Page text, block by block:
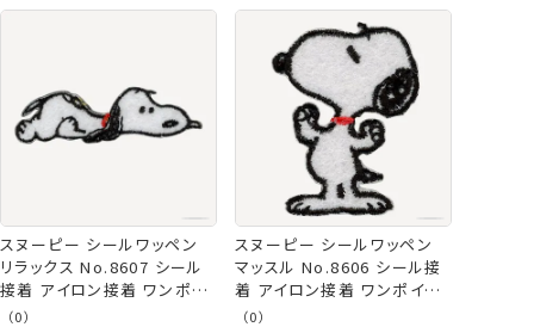
スヌーピー シールワッペン
リラックス No.8607 シール
接着 アイロン接着 ワンポイ
ント ネコポス可 ミササ 手芸
（0）
スヌーピー シールワッペン
マッスル No.8606 シール接
着 アイロン接着 ワンポイン
ト ネコポス可 ミササ 手芸の
（0）